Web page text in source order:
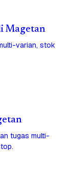
Magetan
varian, stok
tugas multi-